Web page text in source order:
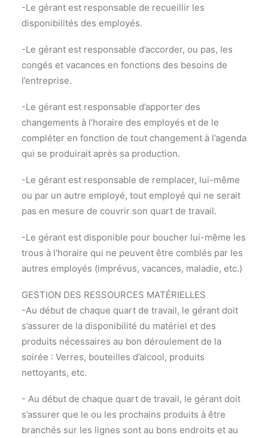
-Le gérant est responsable de recueillir les
disponibilités des employés.
-Le gérant est responsable d’accorder, ou pas, les
congés et vacances en fonctions des besoins de
l’entreprise.
-Le gérant est responsable d’apporter des
changements à l’horaire des employés et de le
compléter en fonction de tout changement à l’agenda
qui se produirait après sa production.
-Le gérant est responsable de remplacer, lui-même
ou par un autre employé, tout employé qui ne serait
pas en mesure de couvrir son quart de travail.
-Le gérant est disponible pour boucher lui-même les
trous à l'horaire qui ne peuvent être comblés par les
autres employés (imprévus, vacances, maladie, etc.)
GESTION DES RESSOURCES MATÉRIELLES
-Au début de chaque quart de travail, le gérant doit
s’assurer de la disponibilité du matériel et des
produits nécessaires au bon déroulement de la
soirée : Verres, bouteilles d’alcool, produits
nettoyants, etc.
- Au début de chaque quart de travail, le gérant doit
s’assurer que le ou les prochains produits à être
branchés sur les lignes sont au bons endroits et au